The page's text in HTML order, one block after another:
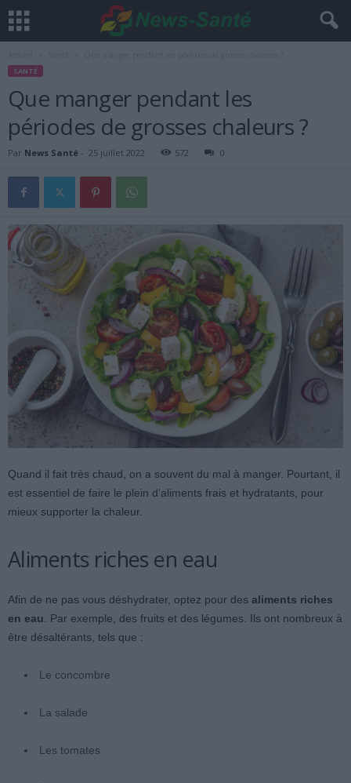
SANTÉ
Que manger pendant les
périodes de grosses chaleurs ?
Par News Santé - 25 juillet 2022 572 0
Quand il fait très chaud, on a souvent du mal à manger. Pourtant, il
est essentiel de faire le plein d’aliments frais et hydratants, pour
mieux supporter la chaleur.
Aliments riches en eau
Afin de ne pas vous déshydrater, optez pour des aliments riches
en eau. Par exemple, des fruits et des légumes. Ils ont nombreux à
être désaltérants, tels que :
Le concombre
La salade
Les tomates